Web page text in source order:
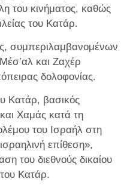
του κινήματος, καθώς
του Κατάρ.
συμπεριλαμβανομένων
και Ζαχέρ
δολοφονίας.
Κατάρ, βασικός
Χαμάς κατά τη
του Ισραήλ στη
επίθεση»,
του διεθνούς δικαίου
Κατάρ.